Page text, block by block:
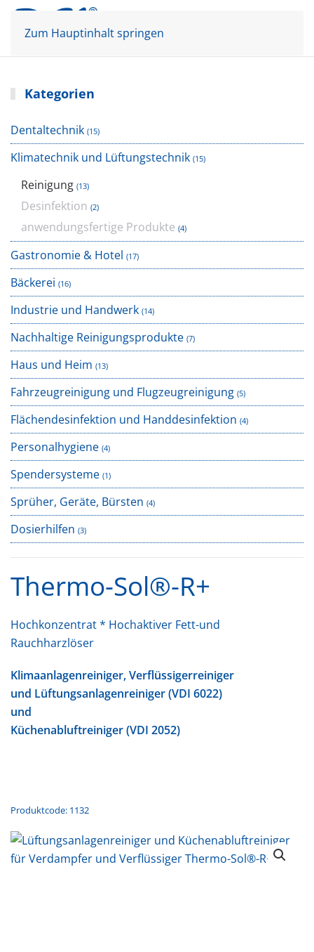
Zum Hauptinhalt springen
Kategorien
Dentaltechnik (15)
Klimatechnik und Lüftungstechnik (15)
Reinigung (13)
Desinfektion (2)
anwendungsfertige Produkte (4)
Gastronomie & Hotel (17)
Bäckerei (16)
Industrie und Handwerk (14)
Nachhaltige Reinigungsprodukte (7)
Haus und Heim (13)
Fahrzeugreinigung und Flugzeugreinigung (5)
Flächendesinfektion und Handdesinfektion (4)
Personalhygiene (4)
Spendersysteme (1)
Sprüher, Geräte, Bürsten (4)
Dosierhilfen (3)
Thermo-Sol®-R+
Hochkonzentrat * Hochaktiver Fett-und
Rauchharzlöser
Klimaanlagenreiniger, Verflüssigerreiniger
und Lüftungsanlagenreiniger (VDI 6022)
und
Küchenabluftreiniger (VDI 2052)
Produktcode: 1132